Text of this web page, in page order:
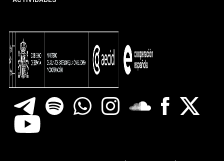
TelegramSpotify WhatsappInstagramSoundcloreFacebook
X
Youtube